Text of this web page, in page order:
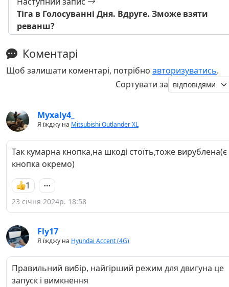
Тіга в Голосуванні Дня. Вдруге. Зможе взяти
реванш?
Коментарі
Щоб залишати коментарі, потрібно авторизуватись.
Сортувати за
Myxaly4_
Я їжджу на Mitsubishi Outlander XL
Так кумарна кнопка,на шкоді стоїть,тоже вирублена(є
кнопка окремо)
1
23 січня 2024р. 18:58
Fly17
Я їжджу на Hyundai Accent (4G)
Правильний вибір, найгірший режим для двигуна це
запуск і вимкнення